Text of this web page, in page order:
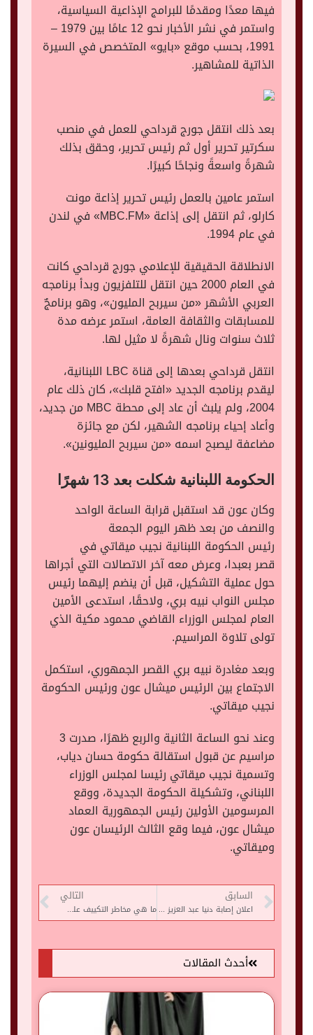
فيها معدًا ومقدمًا للبرامج الإذاعية السياسية،
واستمر في نشر الأخبار نحو 12 عامًا بين 1979 –
1991، بحسب موقع «بايو» المتخصص في السيرة
الذاتية للمشاهير.
بعد ذلك انتقل جورج قرداحي للعمل في منصب
سكرتير تحرير أول ثم رئيس تحرير، وحقق بذلك
شهرةً واسعةً ونجاحًا كبيرًا.
استمر عامين بالعمل رئيس تحرير إذاعة مونت
كارلو، ثم انتقل إلى إذاعة «MBC.FM» في لندن
في عام 1994.
الانطلاقة الحقيقية للإعلامي جورج قرداحي كانت
في العام 2000 حين انتقل للتلفزيون وبدأ برنامجه
العربي الأشهر «من سيربح المليون»، وهو برنامجٌ
للمسابقات والثقافة العامة، استمر عرضه مدة
ثلاث سنوات ونال شهرةً لا مثيل لها.
انتقل قرداحي بعدها إلى قناة LBC اللبنانية،
ليقدم برنامجه الجديد «افتح قلبك»، كان ذلك عام
2004، ولم يلبث أن عاد إلى محطة MBC من جديد،
وأعاد إحياء برنامجه الشهير، لكن مع جائزة
مضاعفة ليصبح اسمه «من سيربح المليونين».
الحكومة اللبنانية شكلت بعد 13 شهرًا
وكان عون قد استقبل قرابة الساعة الواحد
والنصف من بعد ظهر اليوم الجمعة
رئيس الحكومة اللبنانية نجيب ميقاتي في
قصر بعبدا، وعرض معه آخر الاتصالات التي أجراها
حول عملية التشكيل، قبل أن ينضم إليهما رئيس
مجلس النواب نبيه بري، ولاحقًا، استدعى الأمين
العام لمجلس الوزراء القاضي محمود مكية الذي
تولى تلاوة المراسيم.
وبعد مغادرة نبيه بري القصر الجمهوري، استكمل
الاجتماع بين الرئيس ميشال عون ورئيس الحكومة
نجيب ميقاتي.
وعند نحو الساعة الثانية والربع ظهرًا، صدرت 3
مراسيم عن قبول استقالة حكومة حسان دياب،
وتسمية نجيب ميقاتي رئيسا لمجلس الوزراء
اللبناني، وتشكيلة الحكومة الجديدة، ووقع
المرسومين الأولين رئيس الجمهورية العماد
ميشال عون، فيما وقع الثالث الرئيسان عون
وميقاتي.
السابق
اعلان إصابة دنيا عبد العزيز أثناء عرض “زقاق المدق”
التالي
ما هي مخاطر التكييف على الاطفال
أحدث المقالات